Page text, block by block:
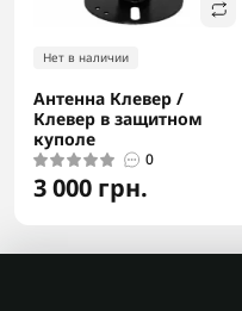
Нет в наличии
Антенна Клевер /
Клевер в защитном
куполе
0
3 000 грн.